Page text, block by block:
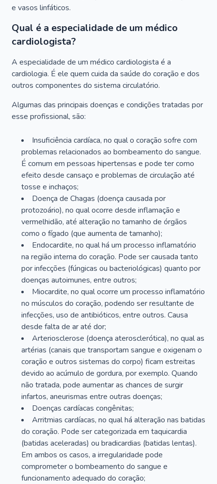
e vasos linfáticos.
Qual é a especialidade de um médico
cardiologista?
A especialidade de um médico cardiologista é a
cardiologia. É ele quem cuida da saúde do coração e dos
outros componentes do sistema circulatório.
Algumas das principais doenças e condições tratadas por
esse profissional, são:
Insuficiência cardíaca, no qual o coração sofre com
problemas relacionados ao bombeamento do sangue.
É comum em pessoas hipertensas e pode ter como
efeito desde cansaço e problemas de circulação até
tosse e inchaços;
Doença de Chagas (doença causada por
protozoário), no qual ocorre desde inflamação e
vermelhidão, até alteração no tamanho de órgãos
como o fígado (que aumenta de tamanho);
Endocardite, no qual há um processo inflamatório
na região interna do coração. Pode ser causada tanto
por infecções (fúngicas ou bacteriológicas) quanto por
doenças autoimunes, entre outros;
Miocardite, no qual ocorre um processo inflamatório
no músculos do coração, podendo ser resultante de
infecções, uso de antibióticos, entre outros. Causa
desde falta de ar até dor;
Arteriosclerose (doença aterosclerótica), no qual as
artérias (canais que transportam sangue e oxigenam o
coração e outros sistemas do corpo) ficam estreitas
devido ao acúmulo de gordura, por exemplo. Quando
não tratada, pode aumentar as chances de surgir
infartos, aneurismas entre outras doenças;
Doenças cardíacas congênitas;
Arritmias cardíacas, no qual há alteração nas batidas
do coração. Pode ser categorizada em taquicardia
(batidas aceleradas) ou bradicardias (batidas lentas).
Em ambos os casos, a irregularidade pode
comprometer o bombeamento do sangue e
funcionamento adequado do coração;